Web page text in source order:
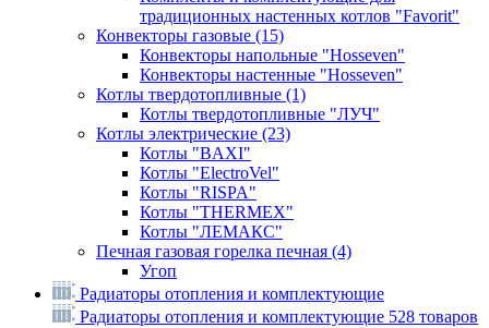
традиционных настенных котлов "Favorit"
Конвекторы газовые (15)
Конвекторы напольные "Hosseven"
Конвекторы настенные "Hosseven"
Котлы твердотопливные (1)
Котлы твердотопливные "ЛУЧ"
Котлы электрические (23)
Котлы "BAXI"
Котлы "ElectroVel"
Котлы "RISPA"
Котлы "THERMEX"
Котлы "ЛЕМАКС"
Печная газовая горелка печная (4)
Угоп
Радиаторы отопления и комплектующие
Радиаторы отопления и комплектующие 528 товаров